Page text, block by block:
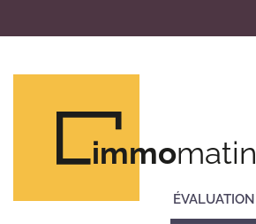
immomatin
ÉVALUATION